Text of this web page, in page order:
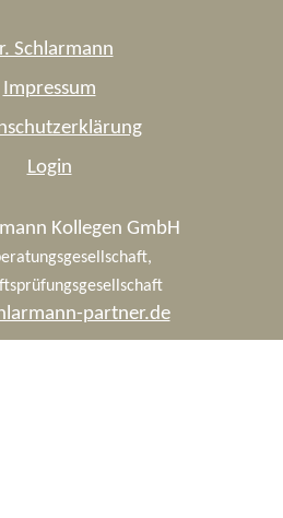
Schlarmann
Impressum
Login
Kollegen GmbH
partner.de